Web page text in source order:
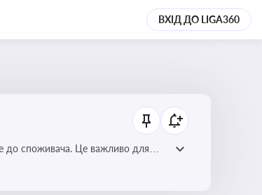
ВХІД ДО LIGA360
до споживача. Це важливо для
відновлюваних джерел